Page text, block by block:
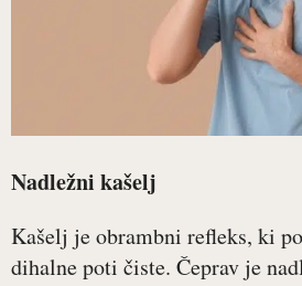
Nadležni kašelj
Kašelj je obrambni refleks, ki
dihalne poti čiste. Čeprav je